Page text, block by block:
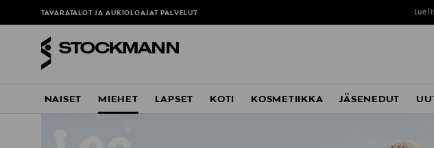
TAVARATALOT JA AUKIOLOAJAT PALVELUT Lue
NAISET MIEHET LAPSET KOTI KOSMETIIKKA JÄSENEDUT